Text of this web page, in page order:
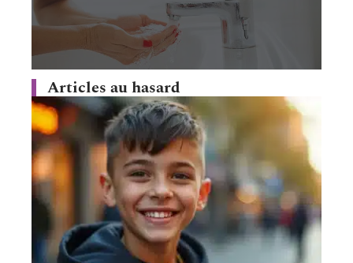
Articles au hasard